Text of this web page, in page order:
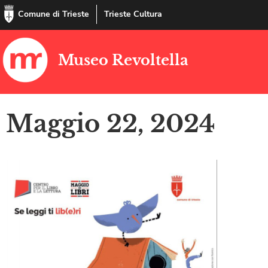
Comune di Trieste Trieste Cultura
Museo Revoltella
Maggio 22, 2024